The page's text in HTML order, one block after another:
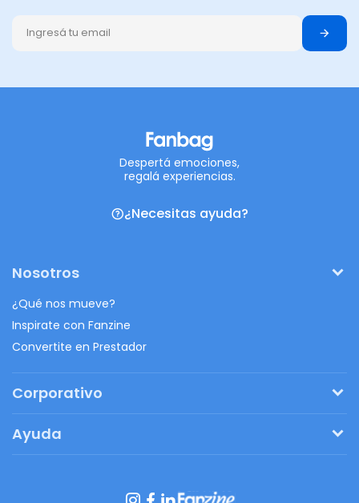
Despertá emociones,
regalá experiencias.
¿Necesitas ayuda?
Nosotros
¿Qué nos mueve?
Inspirate con Fanzine
Convertite en Prestador
Corporativo
Regalos originales
Ayuda